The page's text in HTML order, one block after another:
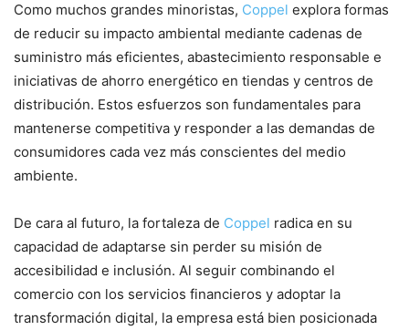
Como muchos grandes minoristas, Coppel explora formas
de reducir su impacto ambiental mediante cadenas de
suministro más eficientes, abastecimiento responsable e
iniciativas de ahorro energético en tiendas y centros de
distribución. Estos esfuerzos son fundamentales para
mantenerse competitiva y responder a las demandas de
consumidores cada vez más conscientes del medio
ambiente.
De cara al futuro, la fortaleza de Coppel radica en su
capacidad de adaptarse sin perder su misión de
accesibilidad e inclusión. Al seguir combinando el
comercio con los servicios financieros y adoptar la
transformación digital, la empresa está bien posicionada